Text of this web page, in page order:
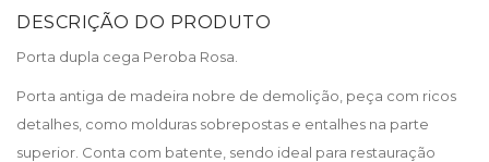
DESCRIÇÃO DO PRODUTO
Porta dupla cega Peroba Rosa.
Porta antiga de madeira nobre de demolição, peça com ricos
detalhes, como molduras sobrepostas e entalhes na parte
superior. Conta com batente, sendo ideal para restauração